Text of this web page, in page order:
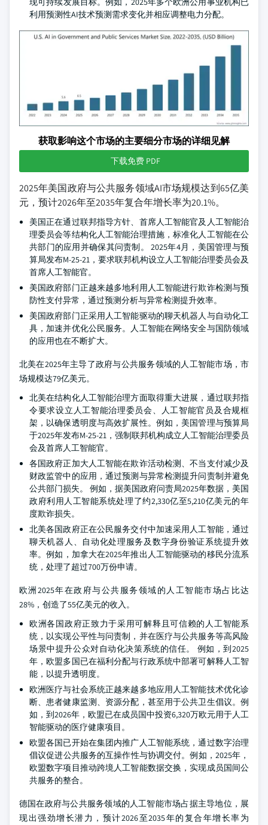
利用预测性AI技术预测需求变化并相应调整电力分配。
获取影响这个市场的主要细分市场的详细见解
下载免费 PDF
2025年美国政府与公共服务领域AI市场规模达到65亿美
元，预计2026年至2035年复合年增长率为20.1%。
美国正在通过联邦指导方针、首席人工智能官及人工智能治
理委员会等结构化人工智能治理措施，标准化人工智能在公
共部门的应用并确保其问责制。
2025年4月，美国管理与预
算局发布M-25-21，要求联邦机构设立人工智能治理委员会及
首席人工智能官。
美国政府部门正越来越多地利用人工智能进行欺诈检测与预
防性支付异常，通过预测分析与异常检测提升效率。
美国政府部门正采用人工智能驱动的聊天机器人与自动化工
具，加速并优化公民服务。人工智能在网络安全与国防领域
的应用也在不断扩大。
北美在2025年主导了政府与公共服务领域的人工智能市场，市
场规模达79亿美元。
北美在结构化人工智能治理方面取得重大进展，通过联邦指
令要求设立人工智能治理委员会、人工智能官员及合规框
架，以确保透明度与高效扩展性。例如，美国管理与预算局
于2025年发布M-25-21，强制联邦机构成立人工智能治理委员
会及首席人工智能官。
各国政府正加大人工智能在欺诈活动检测、不当支付减少及
财政监管中的应用，通过预测与异常检测提升问责制并避免
公共部门损失。
例如，据美国政府问责局2025年数据，美国
政府利用人工智能系统处理了约2,330亿至5,210亿美元的年
度欺诈损失。
北美各国政府正在公民服务交付中加速采用人工智能，通过
聊天机器人、自动化处理服务及数字身份验证系统提升效
率。例如，加拿大在2025年推出人工智能驱动的移民分流系
统，处理了超过700万份申请。
欧洲2025年在政府与公共服务领域的人工智能市场占比达
28%，创造了55亿美元的收入。
欧洲各国政府正致力于采用可解释且可信赖的人工智能系
统，以实现公平性与问责制，并在医疗与公共服务等高风险
场景中提升公众对自动化决策系统的信任。
例如，到2025
年，欧盟多国已在福利分配与行政系统中部署可解释人工智
能，以提升透明度。
欧洲医疗与社会系统正越来越多地应用人工智能技术优化诊
断、患者健康监测、资源分配，甚至用于公共卫生倡议。例
如，到2026年，欧盟已在成员国中投资6,320万欧元用于人工
智能驱动的医疗健康项目。
欧盟各国已开始在集团内推广人工智能系统，通过数字治理
倡议促进公共服务的互操作性与协调交付。例如，2025年，
欧盟数字项目推动跨境人工智能数据交换，实现成员国间公
共服务的整合。
德国在政府与公共服务领域的人工智能市场占据主导地位，展
现出强劲增长潜力，预计2026至2035年的复合年增长率为